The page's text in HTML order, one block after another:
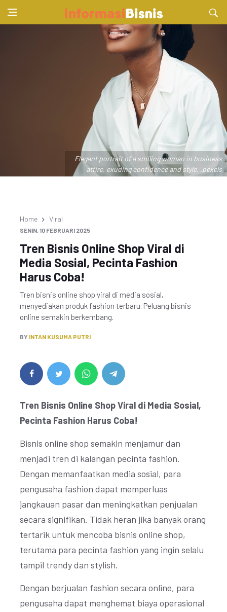
Elegant portrait of a smiling woman in business
attire, exuding confidence and style. .pexels
Home Viral
SENIN, 10 FEBRUARI 2025
Tren Bisnis Online Shop Viral di
Media Sosial, Pecinta Fashion
Harus Coba!
Tren bisnis online shop viral di media sosial,
menyediakan produk fashion terbaru. Peluang bisnis
online semakin berkembang.
BY INTAN KUSUMA PUTRI
Tren Bisnis Online Shop Viral di Media Sosial,
Pecinta Fashion Harus Coba!
Bisnis online shop semakin menjamur dan
menjadi tren di kalangan pecinta fashion.
Dengan memanfaatkan media sosial, para
pengusaha fashion dapat memperluas
jangkauan pasar dan meningkatkan penjualan
secara signifikan. Tidak heran jika banyak orang
tertarik untuk mencoba bisnis online shop,
terutama para pecinta fashion yang ingin selalu
tampil trendy dan stylish.
Dengan berjualan fashion secara online, para
pengusaha dapat menghemat biaya operasional